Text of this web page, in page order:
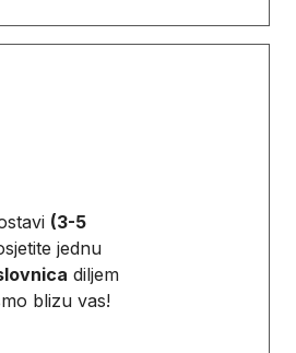
(3-5
jednu
diljem
blizu vas!